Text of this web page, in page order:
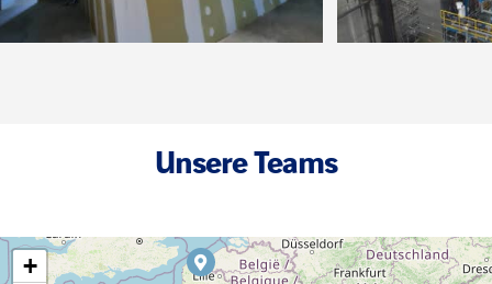
Unsere Teams
+